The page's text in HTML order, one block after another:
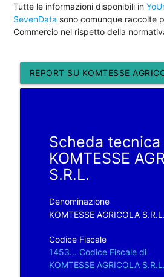
Tutte le informazioni disponibili in
SevenData sono comunque raccolte
Commercio nel rispetto della
REPORT SU KOMTESSE
Scheda tecnica
KOMTESSE
S.R.L.
Denominazione
KOMTESSE AGRICOLA S.R.L.
Codice Fiscale
1453... Codice Fiscale di
KOMTESSE AGRICOLA S.R.L.